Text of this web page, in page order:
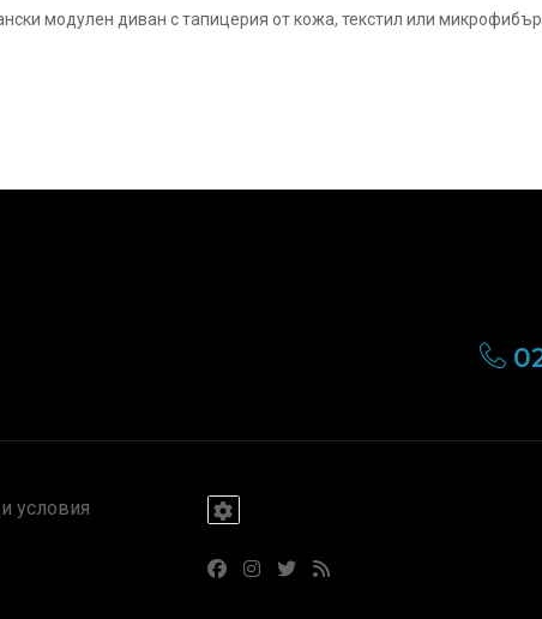
модулен диван с тапицерия от кожа, текстил или
условия